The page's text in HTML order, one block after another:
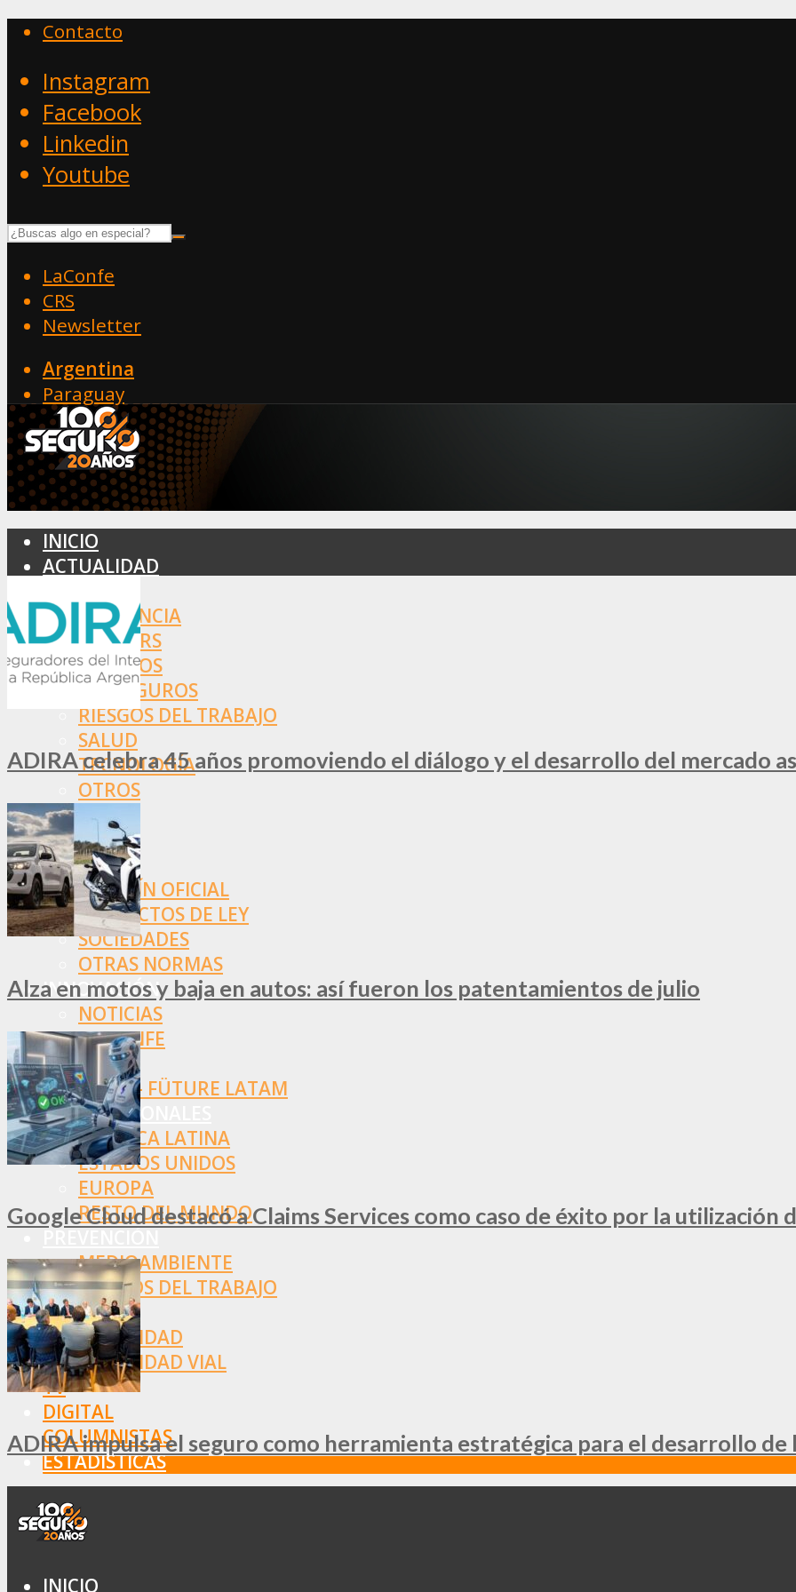
Contacto
Instagram
Facebook
Linkedin
Youtube
LaConfe
CRS
Newsletter
Argentina
Paraguay
INICIO
ACTUALIDAD
ASISTENCIA
BROKERS
SEGUROS
REASEGUROS
RIESGOS DEL TRABAJO
SALUD
TECNOLOGÍA
OTROS
NORMAS
SSN
SRT
BOLETÍN OFICIAL
PROYECTOS DE LEY
SOCIEDADES
OTRAS NORMAS
INNOVACIÓN
NOTICIAS
LA CONFE
ITC
INESE – FÜTURE LATAM
INTERNACIONALES
AMÉRICA LATINA
ESTADOS UNIDOS
EUROPA
RESTO DEL MUNDO
MEDIOAMBIENTE
RIESGOS DEL TRABAJO
SALUD
SEGURIDAD
SEGURIDAD VIAL
TV
DIGITAL
COLUMNISTAS
ESTADÍSTICAS
ADIRA celebra 45 años promoviendo el diálogo y el desarrollo del mercado
Alza en motos y baja en autos: así fueron los patentamientos de julio
Google Cloud destacó a Claims Services como caso de éxito por la utilización
ADIRA impulsa el seguro como herramienta estratégica para el desarrollo
INICIO